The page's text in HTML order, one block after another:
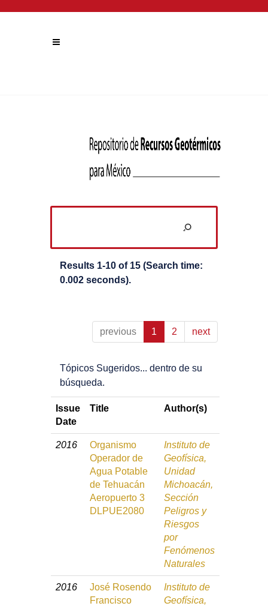
Results 1-10 of 15 (Search time:
0.002 seconds).
previous 1 2 next
Tópicos Sugeridos... dentro de su
búsqueda.
Issue
Date
Title Author(s)
2016
Organismo
Operador de
Agua Potable
de Tehuacán
Aeropuerto 3
DLPUE2080
Instituto de
Geofísica,
Unidad
Michoacán,
Sección
Peligros y
Riesgos
por
Fenómenos
Naturales
2016
José Rosendo
Francisco
Instituto de
Geofísica,